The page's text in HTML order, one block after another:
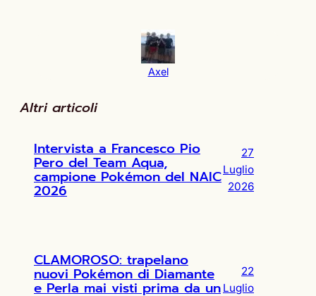
Axel
Altri articoli
Intervista a Francesco Pio
Pero del Team Aqua,
campione Pokémon del NAIC
2026
27
Luglio
2026
CLAMOROSO: trapelano
nuovi Pokémon di Diamante
e Perla mai visti prima da un
22
Luglio